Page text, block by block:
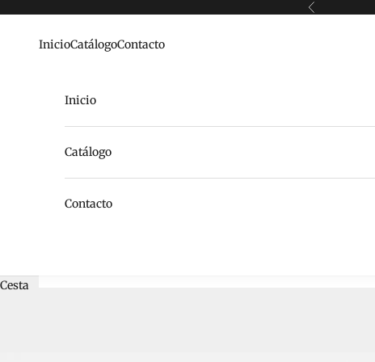
Anterior
InicioCatálogoContacto
Inicio
Catálogo
Contacto
Cesta